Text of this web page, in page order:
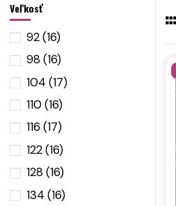
Veľkosť
92(16)
98 (16)
104 (17)
110 (16)
116 (17)
122(16)
128 (16)
134 (16)